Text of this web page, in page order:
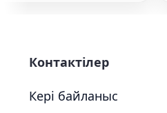
Контактілер
Кері байланыс